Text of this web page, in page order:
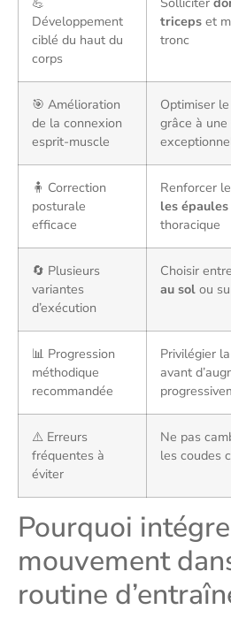
Développement
ciblé du haut du
corps
triceps et
tronc
🎯 Amélioration
de la connexion
esprit-muscle
Optimiser le
grâce à
🧍 Correction
posturale
efficace
Renforcer
les épaules
thoracique
🔄 Plusieurs
variantes
d’exécution
Choisir entre
au sol ou
📊 Progression
méthodique
recommandée
Privilégier la
avant
⚠️ Erreurs
fréquentes à
éviter
Ne pas
les coudes
Pourquoi
mouvement
routine